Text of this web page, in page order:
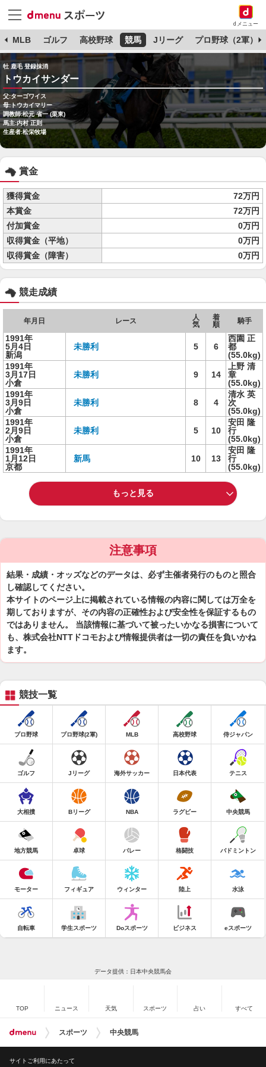
dメニュー
MLB ゴルフ 高校野球 競馬 Jリーグ プロ野球（2軍）
牡 鹿毛 登録抹消
トウカイサンダー
父:ターゴワイス
母:トウカイマリー
調教師:松元 省一 (栗東)
馬主:内村 正則
生産者:松栄牧場
賞金
獲得賞金
72万円
本賞金
72万円
付加賞金
0万円
収得賞金（平地）
0万円
収得賞金（障害）
0万円
競走成績
年月日 レース
人
気
着
順
騎手
1991年
5月4日
新潟
未勝利 5 6
西園 正
都
(55.0kg)
1991年
3月17日
小倉
未勝利 9 14
上野 清
章
(55.0kg)
1991年
3月9日
小倉
未勝利 8 4
清水 英
次
(55.0kg)
1991年
2月9日
小倉
未勝利 5 10
安田 隆
行
(55.0kg)
1991年
1月12日
京都
新馬 10 13
安田 隆
行
(55.0kg)
もっと見る
注意事項
結果・成績・オッズなどのデータは、必ず主催者発行のものと照合
し確認してください。
本サイトのページ上に掲載されている情報の内容に関しては万全を
期しておりますが、その内容の正確性および安全性を保証するもの
ではありません。 当該情報に基づいて被ったいかなる損害について
も、株式会社NTTドコモおよび情報提供者は一切の責任を負いかね
ます。
競技一覧
プロ野球 プロ野球(2軍) MLB 高校野球 侍ジャパン
ゴルフ Jリーグ 海外サッカー 日本代表 テニス
大相撲 Bリーグ NBA ラグビー 中央競馬
地方競馬 卓球 バレー 格闘技 バドミントン
モーター フィギュア ウィンター 陸上 水泳
自転車 学生スポーツ Doスポーツ ビジネス eスポーツ
データ提供：日本中央競馬会
TOP ニュース 天気 スポーツ 占い すべて
スポーツ 中央競馬
サイトご利用にあたって